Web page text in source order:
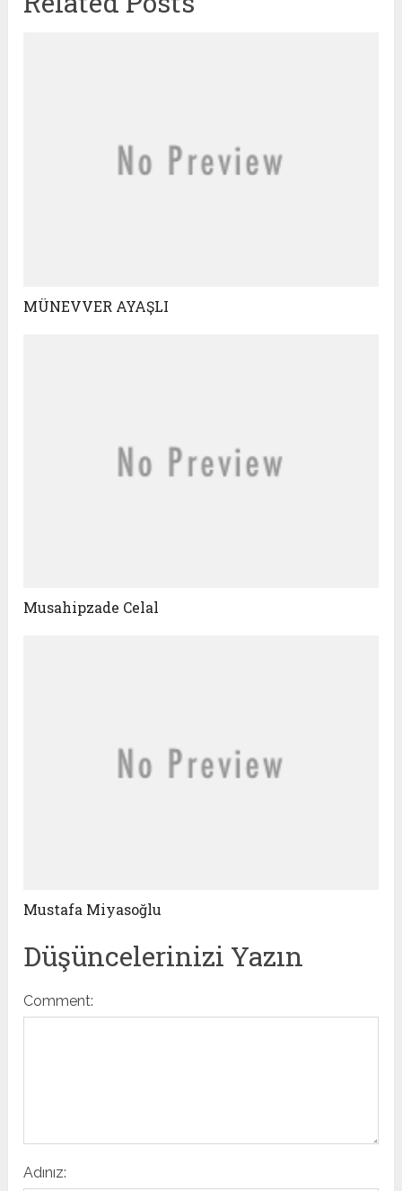
MÜNEVVER AYAŞLI
Musahipzade Celal
Mustafa Miyasoğlu
Düşüncelerinizi Yazın
Comment:
Adınız: